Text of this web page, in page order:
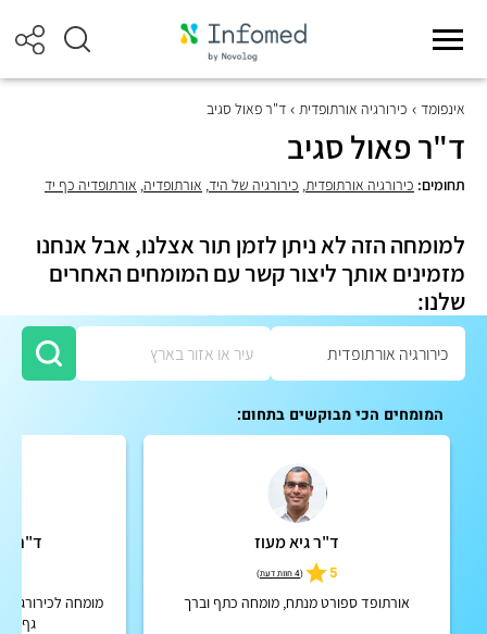
אינפומד כירורגיה אורתופדית ד"ר פאול סגיב
ד"ר פאול סגיב
תחומים: כירורגיה אורתופדית, כירורגיה של היד, אורתופדיה, אורתופדיה כף יד
למומחה הזה לא ניתן לזמן תור אצלנו, אבל אנחנו
מזמינים אותך ליצור קשר עם המומחים האחרים
שלנו:
המומחים הכי מבוקשים בתחום:
ד"ר גיא מעוז
5
(4 חוות דעת )
אורתופד ספורט מנתח, מומחה כתף וברך
ד"ר
מומחה לכירורגיה
גף